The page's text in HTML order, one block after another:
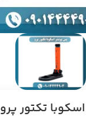
کنید
تکتور پرو